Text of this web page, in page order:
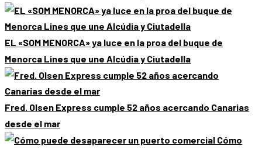
EL «SOM MENORCA» ya luce en la proa del buque de
Menorca Lines que une Alcúdia y Ciutadella
Fred. Olsen Express cumple 52 años acercando Canarias
desde el mar
Cómo